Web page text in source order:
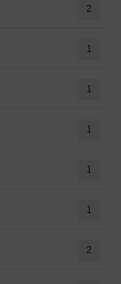
2
1
1
1
1
1
2